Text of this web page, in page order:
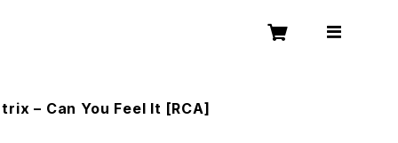
– Can You Feel It [RCA]